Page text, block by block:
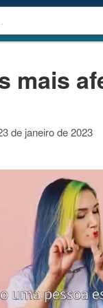
mais
de janeiro de 2023